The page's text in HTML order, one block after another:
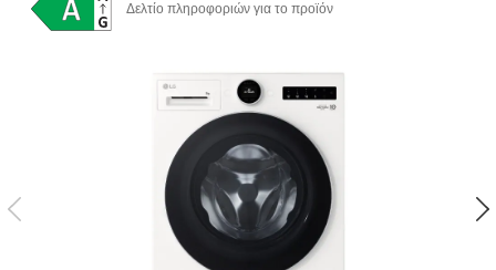
Δελτίο πληροφοριών για το προϊόν